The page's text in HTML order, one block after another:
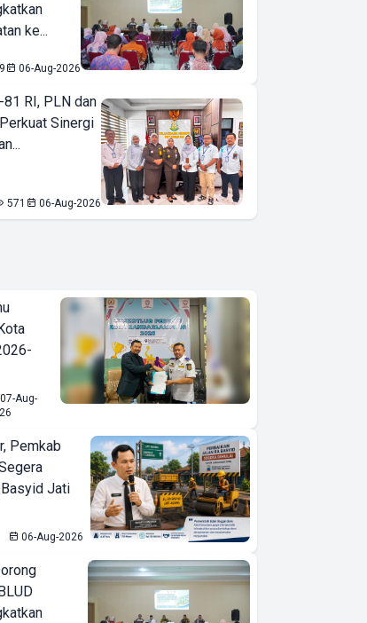
ke...
06-Aug-2026
RI, PLN dan
Sinergi
571 06-Aug-2026
07-Aug-
Pemkab
Jati
06-Aug-2026